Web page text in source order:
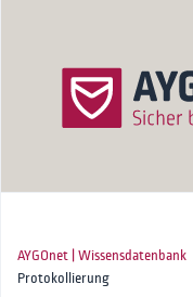
Produktseite
AYGOnet | Wissensdatenbank
Protokollierung